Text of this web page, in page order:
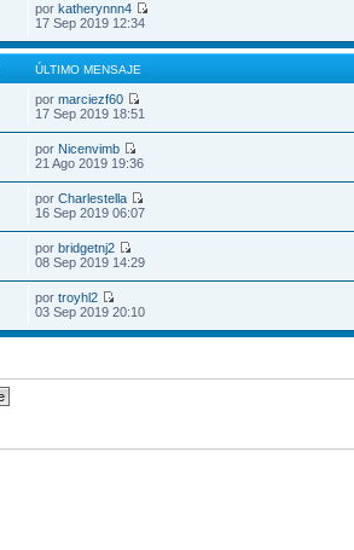
porkatherynnn4
17 Sep 2019 12:34
ÚLTIMO MENSAJE
pormarciezf60
17 Sep 2019 18:51
por Nicenvimb
21 Ago 2019 19:36
porCharlestella
16 Sep 2019 06:07
porbridgetnj2
08 Sep 2019 14:29
portroyhl2
03 Sep 2019 20:10